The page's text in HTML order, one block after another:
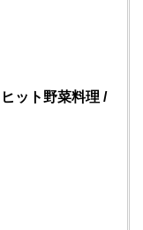
ット野菜料理 /